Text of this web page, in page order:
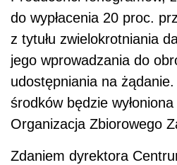
do wypłacenia 20 proc.
z tytułu zwielokrotniania
jego wprowadzania do
udostępniania na
środków będzie
Organizacja Zbiorowego
Zdaniem dyrektora